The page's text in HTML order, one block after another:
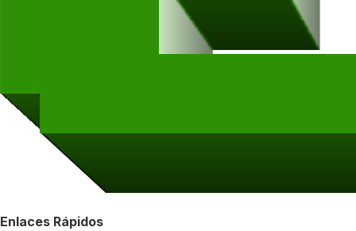
Enlaces Rápidos